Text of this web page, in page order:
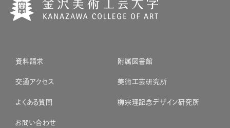
資料請求
交通アクセス
よくある質問
お問い合わせ
附属図書館
美術工芸研究所
柳宗理記念デザイン研究所